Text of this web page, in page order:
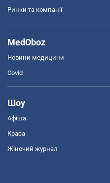
Ринки та компанії
MedOboz
Новини медицини
Covid
Шоу
Афіша
Краса
Жіночий журнал